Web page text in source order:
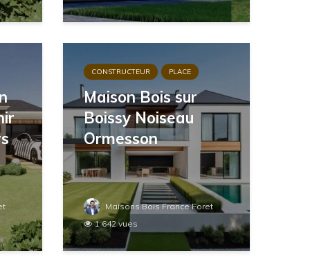
CONSTRUCTEUR PLACE
Maison Bois sur
Boissy Noiseau
Ormesson
Maisons Bois France Foret
1 642 vues